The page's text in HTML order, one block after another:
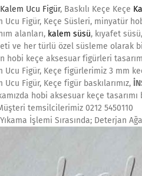
Ucu Figür, Baskılı Keçe Keçe
Ucu Figür, Keçe Süsleri, minyatür
alanları, kalem süsü, kıyafet
ve her türlü özel süsleme olarak
hobi keçe aksesuar figürleri
Ucu Figür, Keçe figürlerimiz 3 mm
Ucu Figür, Keçe figür baskılarımız,
hobi aksesuar keçe
temsilcilerimiz 0212 5450110
İşlemi Sırasında; Deterjan